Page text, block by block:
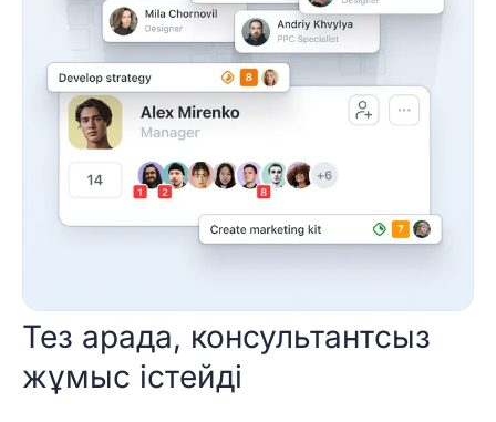
Тез арада, консультантсыз
жұмыс істейді